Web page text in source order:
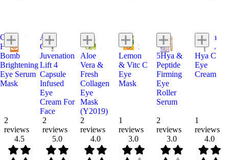
Garnier
Hydra
Bomb
Brightening
Eye Serum
Mask
2
reviews
4.5
AHC
Colla-
Juvenation
Lift 4
Capsule
Infused
Eye
Cream For
Face
2
reviews
5.0
Baby
Bright
Aloe
Vera &
Fresh
Collagen
Eye
Mask
(Y2019)
2
reviews
4.0
Baby
Bright
Lemon
& Vitc C
Eye
Mask
1
reviews
3.0
Baby
Bright
5Hya &
Peptide
Firming
Eye
Roller
Serum
2
reviews
3.0
Pruksa
ASTA
Hya C
Eye
Cream
1
reviews
4.0